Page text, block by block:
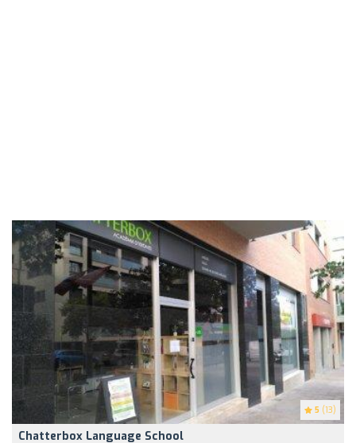
5 (13)
Chatterbox Language School